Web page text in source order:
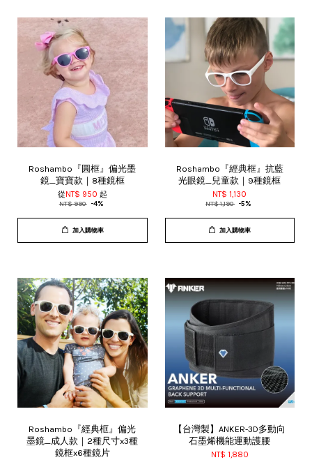
Roshambo『圓框』偏光墨
鏡_寶寶款｜8種鏡框
從NT$ 950 起
NT$ 990 -4%
加入購物車
Roshambo『經典框』抗藍
光眼鏡_兒童款｜9種鏡框
NT$ 1,130
NT$ 1,190 -5%
加入購物車
Roshambo『經典框』偏光
墨鏡_成人款｜2種尺寸x3種
鏡框x6種鏡片
【台灣製】ANKER-3D多動向
石墨烯機能運動護腰
NT$ 1,880